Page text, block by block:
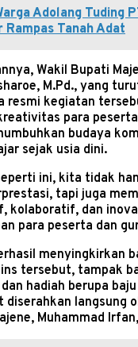
Adolang Tuding
Rampas Tanah Adat
Wakil Bupati
M.Pd., yang
resmi kegiatan
para
budaya
sejak usia dini.
ini, kita tidak
tapi juga
kolaboratif, dan
para peserta dan
menyingkirkan
tersebut, tampak
hadiah berupa
diserahkan langsung
Muhammad